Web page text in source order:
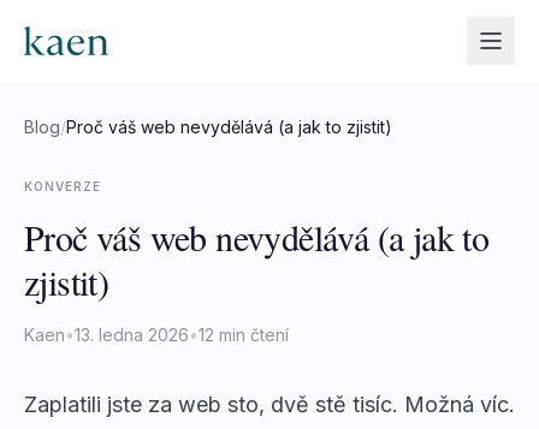
Blog/Proč váš web nevydělává (a jak to zjistit)
KONVERZE
Proč váš web nevydělává (a jak to
zjistit)
Kaen•13. ledna 2026•12 min čtení
Zaplatili jste za web sto, dvě stě tisíc. Možná víc.